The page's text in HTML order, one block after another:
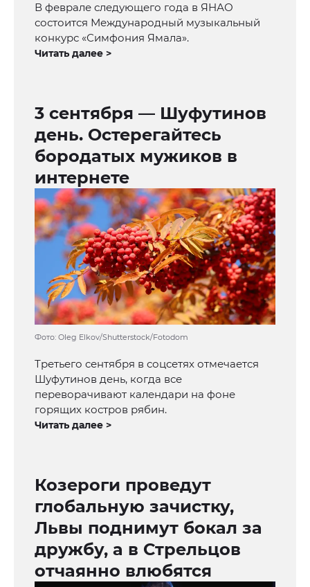
В феврале следующего года в ЯНАО
состоится Международный музыкальный
конкурс «Симфония Ямала».
Читать далее >
3 сентября — Шуфутинов
день. Остерегайтесь
бородатых мужиков в
интернете
Фото: Oleg Elkov/Shutterstock/Fotodom
Третьего сентября в соцсетях отмечается
Шуфутинов день, когда все
переворачивают календари на фоне
горящих костров рябин.
Читать далее >
Козероги проведут
глобальную зачистку,
Львы поднимут бокал за
дружбу, а в Стрельцов
отчаянно влюбятся